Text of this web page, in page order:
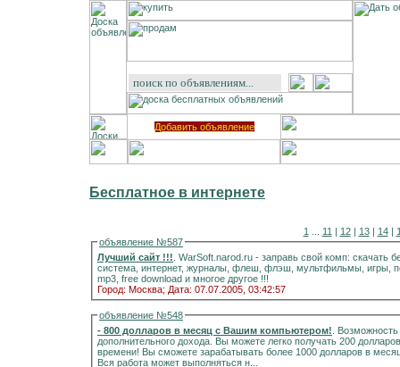
Добавить объявление
Бесплатное в интернете
1 11 | 12| 13| 14|
объявление №587
Лучший сайт !!! . WarSoft.narod.ru - заправь свой комп:
система, интернет, журналы, флеш, флэш, мультфильмы, игры,
mp3, free download и многое другое !!!
Город: Москва; Дата: 07.07.2005, 03:42:57
объявление №548
- 800 долларов в месяц с Вашим компьютером! .
дополнительного дохода. Вы можете легко получать 200
времени! Вы сможете зарабатывать более 1000 долларов в
Вся работа может выполняться н...